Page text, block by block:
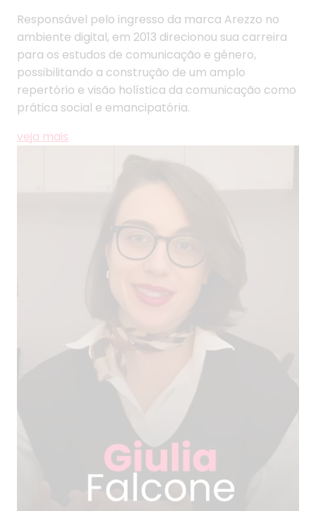
Responsável pelo ingresso da marca Arezzo no
ambiente digital, em 2013 direcionou sua carreira
para os estudos de comunicação e gênero,
possibilitando a construção de um amplo
repertório e visão holística da comunicação como
prática social e emancipatória.
veja mais